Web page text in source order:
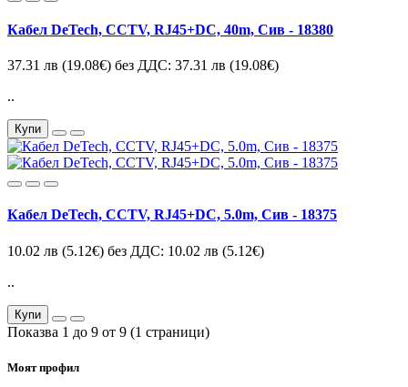
Кабел DeTech, CCTV, RJ45+DC, 40m, Сив - 18380
37.31 лв (19.08€) без ДДС: 37.31 лв (19.08€)
..
Купи
Кабел DeTech, CCTV, RJ45+DC, 5.0m, Сив - 18375
10.02 лв (5.12€) без ДДС: 10.02 лв (5.12€)
..
Купи
Показва 1 до 9 от 9 (1 страници)
Моят профил